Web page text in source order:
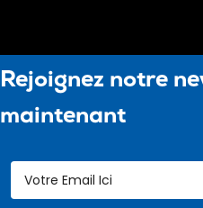
Rejoignez notre
maintenant